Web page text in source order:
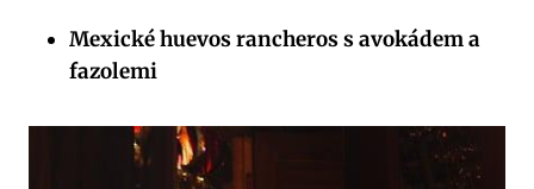
Mexické huevos rancheros s avokádem a
fazolemi